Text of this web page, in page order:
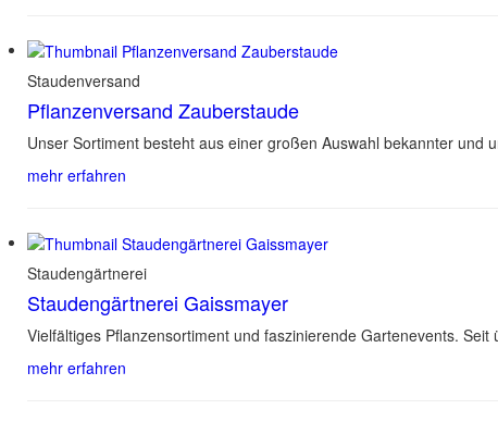
Staudenversand
Pflanzenversand Zauberstaude
Unser Sortiment besteht aus einer großen Auswahl bekannter
mehr erfahren
Staudengärtnerei
Staudengärtnerei Gaissmayer
Vielfältiges Pflanzensortiment und faszinierende Gartenevents.
mehr erfahren